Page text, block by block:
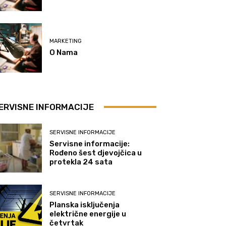
MARKETING
O Nama
INFORMACIJE
SERVISNE INFORMACIJE
Servisne informacije:
Rođeno šest djevojčica u
protekla 24 sata
SERVISNE INFORMACIJE
Planska isključenja
električne energije u
četvrtak